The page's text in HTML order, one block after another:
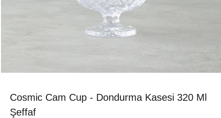
Cosmic Cam Cup - Dondurma Kasesi 320 Ml
Şeffaf